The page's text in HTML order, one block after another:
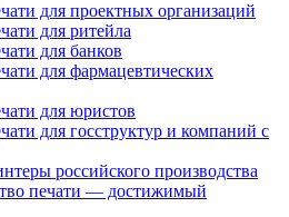
для проектных организаций
для ритейла
для банков
для фармацевтических
для юристов
для госструктур и компаний с
российского производства
печати — достижимый